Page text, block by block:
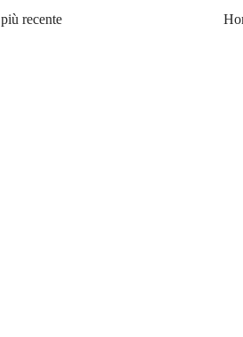
recente